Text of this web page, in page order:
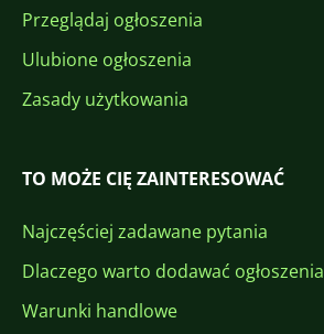
Przeglądaj ogłoszenia
Ulubione ogłoszenia
Zasady użytkowania
TO MOŻE CIĘ ZAINTERESOWAĆ
Najczęściej zadawane pytania
Dlaczego warto dodawać ogłoszenia
Warunki handlowe